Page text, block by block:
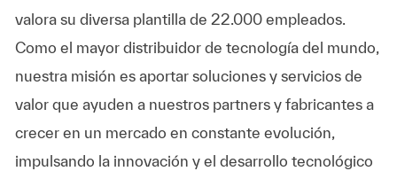
valora su diversa plantilla de 22.000 empleados.
Como el mayor distribuidor de tecnología del mundo,
nuestra misión es aportar soluciones y servicios de
valor que ayuden a nuestros partners y fabricantes a
crecer en un mercado en constante evolución,
impulsando la innovación y el desarrollo tecnológico